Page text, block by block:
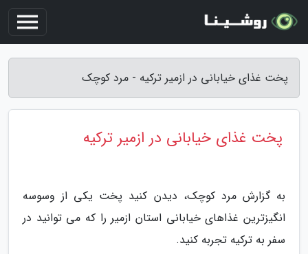
پخت غذای خیابانی در ازمیر ترکیه - مرد کوچک
پخت غذای خیابانی در ازمیر ترکیه
به گزارش مرد کوچک، دیدن کنید پخت یکی از وسوسه
انگیزترین غذاهای خیابانی استان ازمیر را که می توانید در
سفر به ترکیه تجربه کنید.